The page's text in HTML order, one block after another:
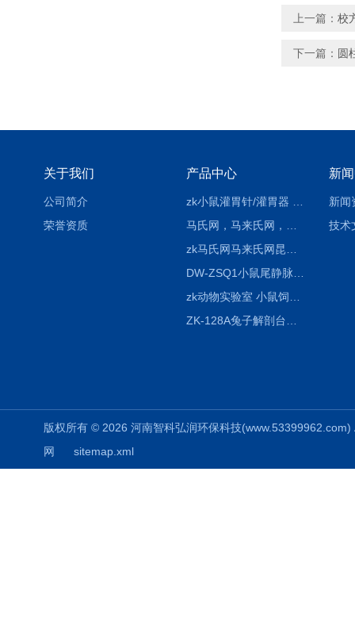
上一篇： 校
下一篇： 圆
关于我们
公司简介
荣誉资质
产品中心 新
新闻
技术
版权所有 © 2026 河南智科弘润环保科技
网
sitemap.xml